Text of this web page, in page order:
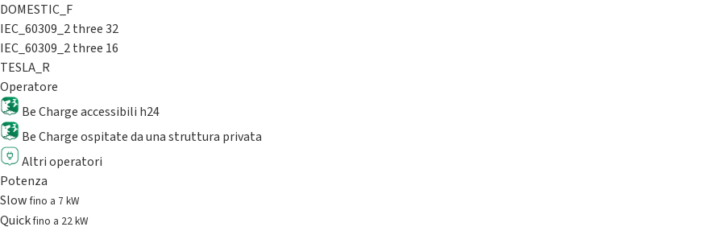
DOMESTIC_F
IEC_60309_2 three 32
IEC_60309_2 three 16
TESLA_R
Operatore
Be Charge accessibili h24
Be Charge ospitate da una struttura privata
Altri operatori
Potenza
Slowfino a 7 kW
Quickfino a 22 kW